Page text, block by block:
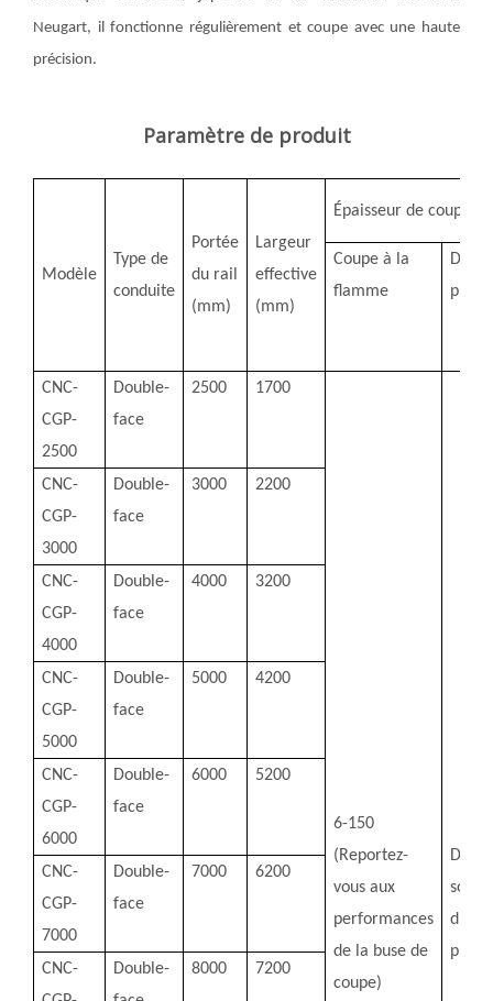
Neugart, il fonctionne régulièrement et coupe avec une haute
précision.
Paramètre de produit
Modèle
Type de
conduite
Portée
du rail
(mm)
Largeur
effective
(mm)
Épaisseur de coupe
Coupe à la
flamme
CNC-
CGP-
2500
Double-
face
2500 1700
6-150
(Reportez-
vous aux
performances
de la buse de
coupe)
CNC-
CGP-
3000
Double-
face
3000 2200
CNC-
CGP-
4000
Double-
face
4000 3200
CNC-
CGP-
5000
Double-
face
5000 4200
CNC-
CGP-
6000
Double-
face
6000 5200
CNC-
CGP-
7000
Double-
face
7000 6200
CNC-
Double-
8000 7200